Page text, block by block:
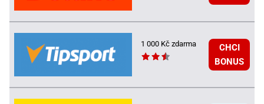
1 000 Kč zdarma
CHCI
BONUS